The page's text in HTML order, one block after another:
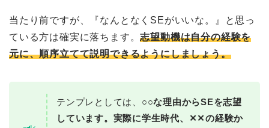
当たり前ですが、『なんとなくSEがいいな。』と思っ
ている方は確実に落ちます。志望動機は自分の経験を
元に、順序立てて説明できるようにしましょう。
テンプレとしては、 ○○な理由からSEを志望
しています。実際に学生時代、✕✕の経験か